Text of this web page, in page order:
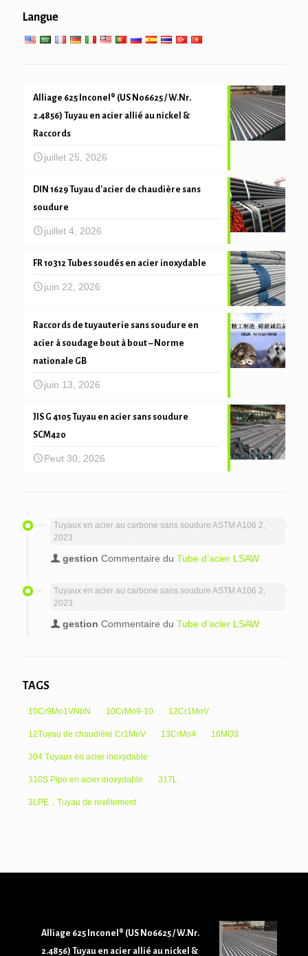
mécanique du tube et de précision
Langue
Alliage 625 Inconel® (US N06625 / W.Nr.
2.4856) Tuyau en acier allié au nickel &
Raccords
juillet 25, 2026
DIN 1629 Tuyau d'acier de chaudière sans
soudure
juillet 4, 2026
FR 10312 Tubes soudés en acier inoxydable
juin 22, 2026
Raccords de tuyauterie sans soudure en
acier à soudage bout à bout – Norme
nationale GB
juin 13, 2026
JIS G 4105 Tuyau en acier sans soudure
SCM420
Peut 30, 2026
Tuyaux en acier au carbone sans soudure ASTM A106 2,
2023
gestion Commentaire du Tube d’acier LSAW
Tuyaux en acier au carbone sans soudure ASTM A106 2,
2023
gestion Commentaire du Tube d’acier LSAW
TAGS
10Cr9Mo1VNbN 10CrMo9-10 12Cr1MoV
12Tuyau de chaudière Cr1MoV 13CrMo4 16MO3
304 Tuyaux en acier inoxydable
310S Pipe en acier inoxydable 317L
3LPE，Tuyau de revêtement
Alliage 625 Inconel® (US N06625 / W.Nr.
2.4856) Tuyau en acier allié au nickel &